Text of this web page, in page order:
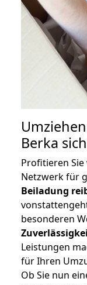
Berka
Profitieren
Netzwerk für
Beiladung
besonderen
Leistungen
für Ihren
Ob Sie nun